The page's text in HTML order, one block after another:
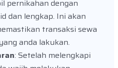
pernikahan dengan
dan lengkap. Ini akan
transaksi sewa
anda lakukan.
: Setelah melengkapi